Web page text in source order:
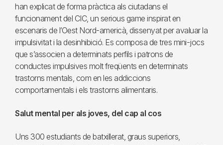
han explicat de forma pràctica als ciutadans el
funcionament del CIC, un serious game inspirat en
escenaris de l’Oest Nord-americà, dissenyat per avaluar la
impulsivitat i la desinhibició. Es composa de tres mini-jocs
que s’associen a determinats perfils i patrons de
conductes impulsives molt freqüents en determinats
trastorns mentals, com en les addiccions
comportamentals i els trastorns alimentaris.
Salut mental per als joves, del cap al cos
Uns 300 estudiants de batxillerat, graus superiors,